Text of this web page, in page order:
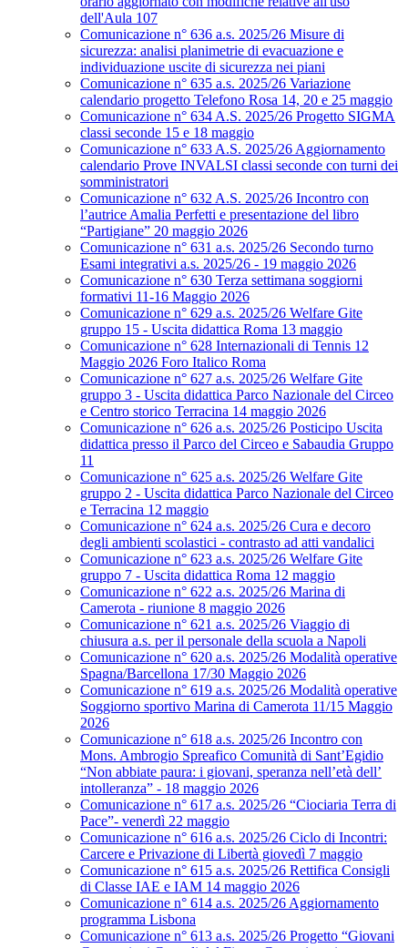
dell'Aula 107
Comunicazione n° 636 a.s. 2025/26 Misure di
sicurezza: analisi planimetrie di evacuazione e
individuazione uscite di sicurezza nei piani
Comunicazione n° 635 a.s. 2025/26 Variazione
calendario progetto Telefono Rosa 14, 20 e 25 maggio
Comunicazione n° 634 A.S. 2025/26 Progetto SIGMA
classi seconde 15 e 18 maggio
Comunicazione n° 633 A.S. 2025/26 Aggiornamento
calendario Prove INVALSI classi seconde con turni dei
somministratori
Comunicazione n° 632 A.S. 2025/26 Incontro con
l’autrice Amalia Perfetti e presentazione del libro
“Partigiane” 20 maggio 2026
Comunicazione n° 631 a.s. 2025/26 Secondo turno
Esami integrativi a.s. 2025/26 - 19 maggio 2026
Comunicazione n° 630 Terza settimana soggiorni
formativi 11-16 Maggio 2026
Comunicazione n° 629 a.s. 2025/26 Welfare Gite
gruppo 15 - Uscita didattica Roma 13 maggio
Comunicazione n° 628 Internazionali di Tennis 12
Maggio 2026 Foro Italico Roma
Comunicazione n° 627 a.s. 2025/26 Welfare Gite
gruppo 3 - Uscita didattica Parco Nazionale del Circeo
e Centro storico Terracina 14 maggio 2026
Comunicazione n° 626 a.s. 2025/26 Posticipo Uscita
didattica presso il Parco del Circeo e Sabaudia Gruppo
11
Comunicazione n° 625 a.s. 2025/26 Welfare Gite
gruppo 2 - Uscita didattica Parco Nazionale del Circeo
e Terracina 12 maggio
Comunicazione n° 624 a.s. 2025/26 Cura e decoro
degli ambienti scolastici - contrasto ad atti vandalici
Comunicazione n° 623 a.s. 2025/26 Welfare Gite
gruppo 7 - Uscita didattica Roma 12 maggio
Comunicazione n° 622 a.s. 2025/26 Marina di
Camerota - riunione 8 maggio 2026
Comunicazione n° 621 a.s. 2025/26 Viaggio di
chiusura a.s. per il personale della scuola a Napoli
Comunicazione n° 620 a.s. 2025/26 Modalità operative
Spagna/Barcellona 17/30 Maggio 2026
Comunicazione n° 619 a.s. 2025/26 Modalità operative
Soggiorno sportivo Marina di Camerota 11/15 Maggio
2026
Comunicazione n° 618 a.s. 2025/26 Incontro con
Mons. Ambrogio Spreafico Comunità di Sant’Egidio
“Non abbiate paura: i giovani, speranza nell’età dell’
intolleranza” - 18 maggio 2026
Comunicazione n° 617 a.s. 2025/26 “Ciociaria Terra di
Pace”- venerdì 22 maggio
Comunicazione n° 616 a.s. 2025/26 Ciclo di Incontri:
Carcere e Privazione di Libertà giovedì 7 maggio
Comunicazione n° 615 a.s. 2025/26 Rettifica Consigli
di Classe IAE e IAM 14 maggio 2026
Comunicazione n° 614 a.s. 2025/26 Aggiornamento
programma Lisbona
Comunicazione n° 613 a.s. 2025/26 Progetto “Giovani